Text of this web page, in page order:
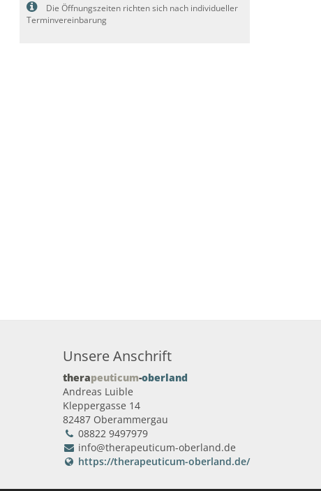
Die Öffnungszeiten richten sich nach individueller
Terminvereinbarung
Unsere Anschrift
therapeuticum-oberland
Andreas Luible
Kleppergasse 14
82487 Oberammergau
08822 9497979
info@therapeuticum-oberland.de
https://therapeuticum-oberland.de/